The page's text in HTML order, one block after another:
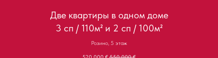
Две квартиры в одном доме
3 сп / 110м² и 2 сп / 100м²
Розино, 5 этаж